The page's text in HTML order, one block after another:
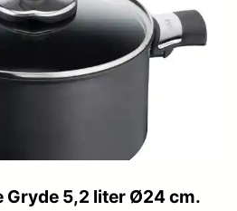
Gryde 5,2 liter Ø24 cm.